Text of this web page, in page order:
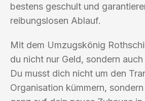
bestens geschult und
reibungslosen Ablauf.
Mit dem Umzugskönig
du nicht nur Geld, sondern
Du musst dich nicht um den
Organisation kümmern,